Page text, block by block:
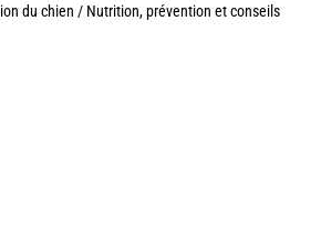
du chien / Nutrition, prévention et conseils